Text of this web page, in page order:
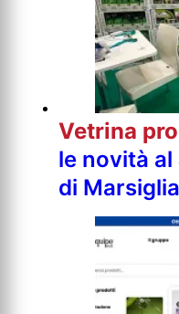
Vetrina
le novità al
di Marsiglia